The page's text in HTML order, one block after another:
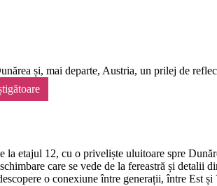
și, mai departe, Austria, un prilej de
etajul 12, cu o priveliște uluitoare spre
care se vede de la fereastră și
o conexiune între generații, între Est